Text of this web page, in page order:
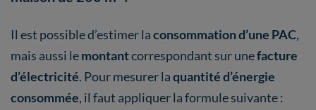
Il est possible d’estimer laconsommation d’une PAC,
mais aussi lemontantcorrespondant sur unefacture
d’électricité. Pour mesurer laquantité d’énergie
consommée, il faut appliquer la formule suivante :